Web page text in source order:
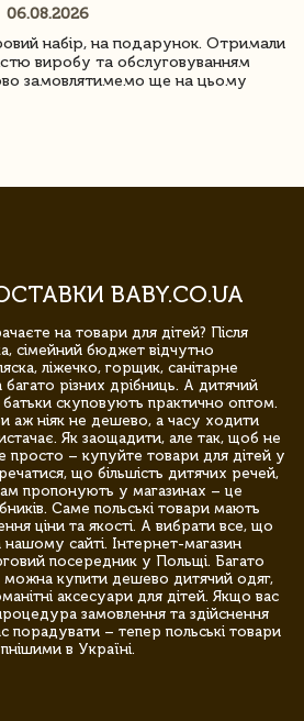
06.08.2026
набір, на подарунок. Отримали
виробу та обслуговуванням
замовлятимемо ще на цьому
BABY.CO.UA
на товари для дітей? Після
сімейний бюджет відчутно
ліжечко, горщик, санітарне
різних дрібниць. А дитячий
скуповують практично оптом.
аж ніяк не дешево, а часу ходити
Як заощадити, але так, щоб не
просто – купуйте товари для дітей у
що більшість дитячих речей,
пропонують у магазинах – це
Саме польські товари мають
ціни та якості. А вибрати все, що
сайті. Інтернет-магазин
посередник у Польщі. Багато
купити дешево дитячий одяг,
аксесуари для дітей. Якщо вас
замовлення та здійснення
порадувати – тепер польські товари
в Україні.